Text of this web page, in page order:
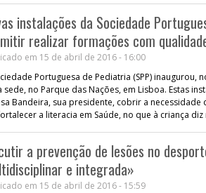
instalações da Sociedade
realizar formações com
em 15 de abril de 2016 - 16:00
Portuguesa de Pediatria (SPP) inaugurou,
sede, no Parque das Nações, em Lisboa. Estas
Bandeira, sua presidente, cobrir a necessidade
a literacia em Saúde, no que à criança diz
a prevenção de lesões no
e integrada»
em 15 de abril de 2016 - 15:59